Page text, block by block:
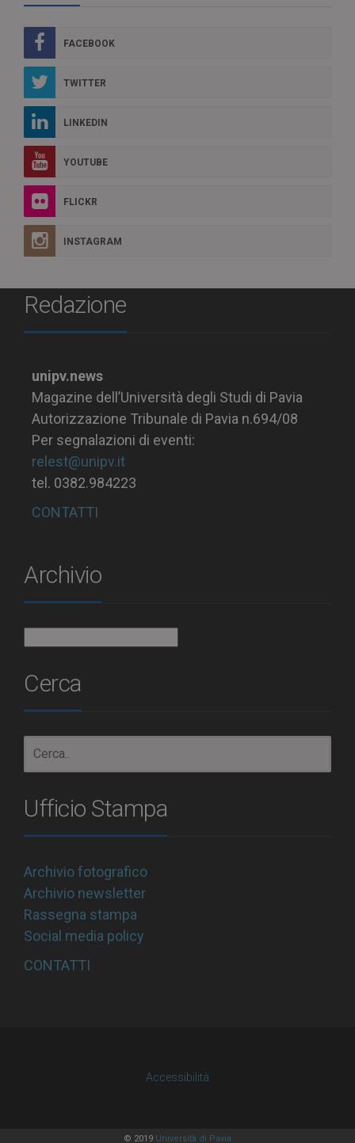
FACEBOOK
TWITTER
LINKEDIN
YOUTUBE
FLICKR
INSTAGRAM
Redazione
unipv.news
Magazine dell’Università degli Studi di Pavia
Autorizzazione Tribunale di Pavia n.694/08
Per segnalazioni di eventi:
relest@unipv.it
tel. 0382.984223
CONTATTI
Archivio
Cerca
Ufficio Stampa
Archivio fotografico
Archivio newsletter
Rassegna stampa
Social media policy
CONTATTI
Accessibilità
© 2019 Università di Pavia